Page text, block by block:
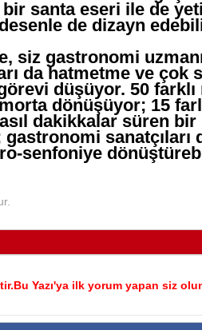
bir santa eseri ile de
de dizayn
siz gastronomi
da hatmetme ve çok
düşüyor. 50 farklı
dönüşüyor; 15
dakikkalar süren
sanatçıları
senfoniye
Yazı'ya ilk yorum yapan siz